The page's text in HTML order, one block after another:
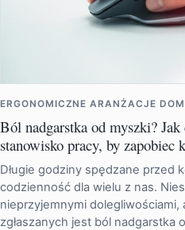
ERGONOMICZNE ARANŻACJE
Ból nadgarstka od myszki?
stanowisko pracy, by zapobiec
Długie godziny spędzane przed
codzienność dla wielu z nas.
nieprzyjemnymi dolegliwościami,
zgłaszanych jest ból nadgarstka